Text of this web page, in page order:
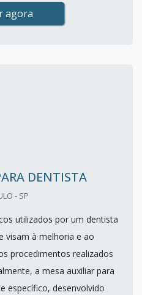
agora
DENTISTA
- SP
utilizados por um dentista
visam à melhoria e ao
procedimentos realizados
a mesa auxiliar para
específico, desenvolvido